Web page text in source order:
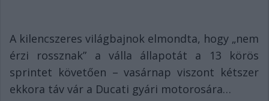
A kilencszeres világbajnok elmondta, hogy „nem
érzi rossznak” a válla állapotát a 13 körös
sprintet követően – vasárnap viszont kétszer
ekkora táv vár a Ducati gyári motorosára…